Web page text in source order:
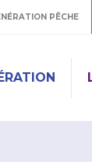
PÊCHE